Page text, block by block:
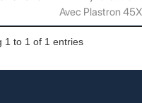
Avec Plastron
1 to 1 of 1 entries